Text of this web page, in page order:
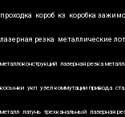
проходка короб кз коробка
лазерная резка металлические
металлоконструкций лазерная резка
косынки укп узел коммутации привода
металл латунь трехканальный лазерная